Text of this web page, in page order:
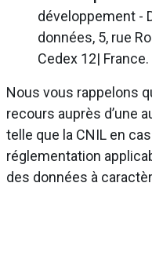
développement -
données, 5, rue
Cedex 12| France.
Nous vous rappelons
recours auprès d’une
telle que la CNIL en
réglementation
des données à